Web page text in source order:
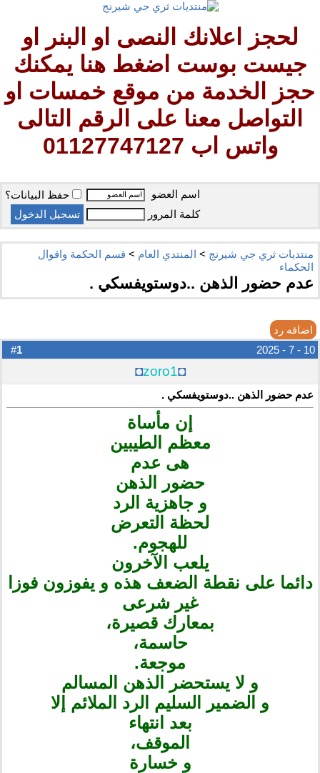
لحجز اعلانك النصى او البنر او
جيست بوست اضغط هنا يمكنك
حجز الخدمة من موقع خمسات او
التواصل معنا على الرقم التالى
واتس اب 01127747127
اسم العضو
حفظ البيانات؟
كلمة المرور
منتديات ثري جي شيرنج > المنتدي العام > قسم الحكمة واقوال
الحكماء
عدم حضور الذهن ..دوستويفسكي .
اضافه رد
1 10 - 7 - 2025
◘
zoro1
◘
عدم حضور الذهن ..دوستويفسكي .
إن مأساة
معظم الطيبين
هى عدم
حضور الذهن
و جاهزية الرد
لحظة التعرض
للهجوم.
يلعب الآخرون
دائما على نقطة الضعف هذه و يفوزون فوزا
غير شرعى
بمعارك قصيرة،
حاسمة،
موجعة.
و لا يستحضر الذهن المسالم
و الضمير السليم الرد الملائم إلا
بعد انتهاء
الموقف،
و خسارة